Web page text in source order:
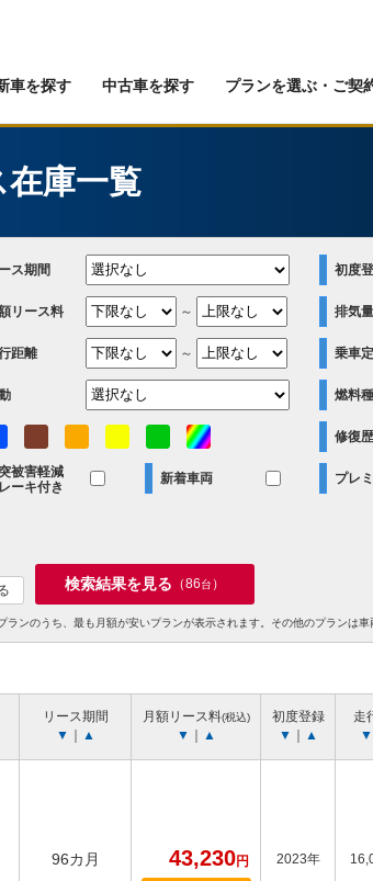
車を探す 中古車を探す プランを選ぶ・ご契
庫一覧
ス期間 初度
リース料 ～ 排気量
距離 ～ 乗車
燃料
修復歴
被害軽減
ーキ付き
新着車両 プレ
検索結果を見る （86台 ）
ンのうち、最も月額が安いプランが表示されます。その他のプランは車
リース期間
▼
▲
月額リース料(税込)
▼ ▲
初度登録
▼
▲
走
▼
96カ月 43,230円 2023年